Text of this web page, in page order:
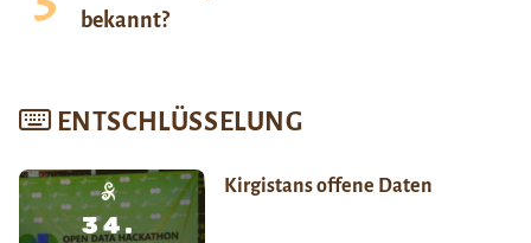
bekannt?
ENTSCHLÜSSELUNG
Kirgistans offene Daten